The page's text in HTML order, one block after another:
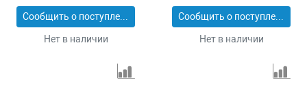
Сообщить о поступлении
Нет в наличии
Сообщить о поступлении
Нет в наличии